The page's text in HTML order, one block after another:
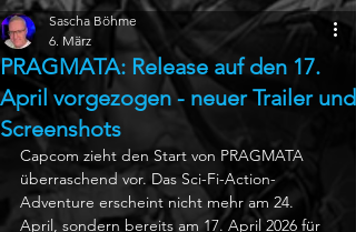
PRAGMATA: Release auf den 17.
April vorgezogen - neuer Trailer und
Screenshots
Sascha Böhme
6. März
Capcom zieht den Start von PRAGMATA
überraschend vor. Das Sci-Fi-Action-
Adventure erscheint nicht mehr am 24.
April, sondern bereits am 17. April 2026 für